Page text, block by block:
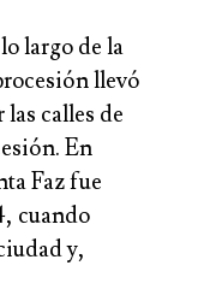
largo de la
llevó
calles de
En
Faz fue
cuando
y,